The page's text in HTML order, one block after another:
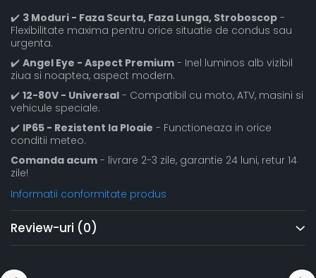
✔️ 3 Moduri - Faza Scurta, Faza Lunga, Stroboscop -
Flexibilitate maxima pentru orice situatie de condus sau
urgenta.
✔️ Angel Eye - Aspect Premium - Inel luminos alb vizibil
ziua si noaptea, aspect modern.
✔️ 12-80V - Universal - Compatibil cu moto, ATV, masini si
vehicule speciale.
✔️ IP65 - Rezistent la Ploaie - Functioneaza in orice
conditii meteo.
Comanda acum - livrare 2-3 zile, garantie 24 luni, retur 14
zile!
Informatii conformitate produs
Review-uri (0)